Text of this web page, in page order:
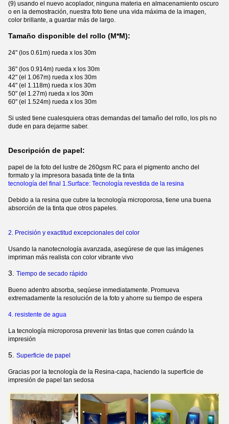
(9) usando el nuevo acoplador, ninguna materia en almacenamiento oscuro
o en la demostración, nuestra foto tiene una vida máxima de la imagen,
color brillante, a guardar más de largo.
Tamaño disponible del rollo (M*M):
24" (los 0.61m) rueda x los 30m
36" (los 0.914m) rueda x los 30m
42" (el 1.067m) rueda x los 30m
44" (el 1.118m) rueda x los 30m
50" (el 1.27m) rueda x los 30m
60" (el 1.524m) rueda x los 30m
Si usted tiene cualesquiera otras demandas del tamaño del rollo, los pls no
dude en para dejarme saber.
Descripción de papel:
papel de la foto del lustre de 260gsm RC para el pigmento ancho del
formato y la impresora basada tinte de la tinta
tecnología del final 1.Surface: Tecnología revestida de la resina
Debido a la resina que cubre la tecnología microporosa, tiene una buena
absorción de la tinta que otros papeles.
2. Precisión y exactitud excepcionales del color
Usando la nanotecnología avanzada, asegúrese de que las imágenes
impriman más realista con color vibrante vivo
3. Tiempo de secado rápido
Bueno adentro absorba, seqúese inmediatamente. Promueva
extremadamente la resolución de la foto y ahorre su tiempo de espera
4. resistente de agua
La tecnología microporosa prevenir las tintas que corren cuándo la
impresión
5. Superficie de papel
Gracias por la tecnología de la Resina-capa, haciendo la superficie de
impresión de papel tan sedosa